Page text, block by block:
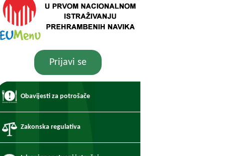
Prijavi se
Obavijesti za potrošače
Zakonska regulativa